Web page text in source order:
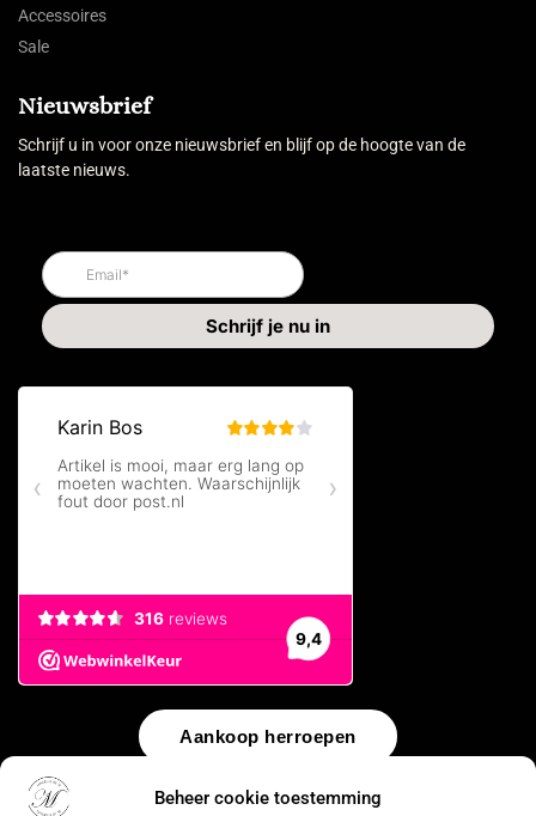
Beheer cookie toestemming
Accessoires
Sale
Nieuwsbrief
Schrijf u in voor onze nieuwsbrief en blijf op de hoogte van de
laatste nieuws.
Aankoop herroepen
© 2026 by WebUnlimited–Algemene voorwaarden